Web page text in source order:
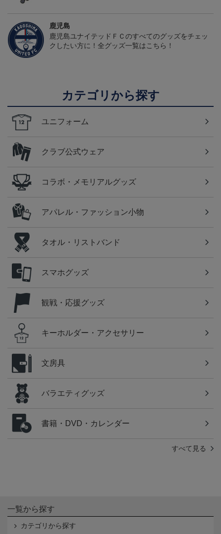
鹿児島
鹿児島ユナイテッドＦＣのすべてのグッズをチェッ
クしたい方に！全グッズ一覧はこちら！
カテゴリから探す
ユニフォーム
クラブ公式ウェア
コラボ・メモリアルグッズ
アパレル・ファッション小物
タオル・リストバンド
スマホグッズ
観戦・応援グッズ
キーホルダー・アクセサリー
文房具
バラエティグッズ
書籍・DVD・カレンダー
すべて見る
一覧から探す
カテゴリから探す